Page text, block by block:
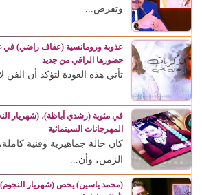
وتفرض...
عذوبة ورومانسية (عفاف راضي) في
حضورها الراقي من جديد
تأتي هذه العودة لتؤكد أن الفن
في مئوية (رشدي أباظة)، (شهريار
المهرجانات السينمائية
كان حالة جماهيرية وفنية
الزمن، وأن...
(محمد ياسين) يخص (شهريار